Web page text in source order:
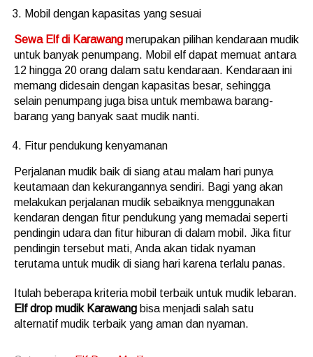
Mobil dengan kapasitas yang sesuai
Sewa Elf di Karawang merupakan pilihan kendaraan mudik
untuk banyak penumpang. Mobil elf dapat memuat antara
12 hingga 20 orang dalam satu kendaraan. Kendaraan ini
memang didesain dengan kapasitas besar, sehingga
selain penumpang juga bisa untuk membawa barang-
barang yang banyak saat mudik nanti.
Fitur pendukung kenyamanan
Perjalanan mudik baik di siang atau malam hari punya
keutamaan dan kekurangannya sendiri. Bagi yang akan
melakukan perjalanan mudik sebaiknya menggunakan
kendaran dengan fitur pendukung yang memadai seperti
pendingin udara dan fitur hiburan di dalam mobil. Jika fitur
pendingin tersebut mati, Anda akan tidak nyaman
terutama untuk mudik di siang hari karena terlalu panas.
Itulah beberapa kriteria mobil terbaik untuk mudik lebaran.
Elf drop mudik Karawang bisa menjadi salah satu
alternatif mudik terbaik yang aman dan nyaman.